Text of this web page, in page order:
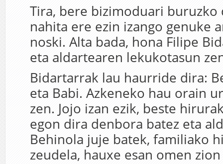
Tira, bere bizimoduari buruzko
nahita ere ezin izango genuke
noski. Alta bada, hona Filipe
eta aldartearen lekukotasun
Bidartarrak lau haurride dira:
eta Babi. Azkeneko hau orain
zen. Jojo izan ezik, beste
egon dira denbora batez eta
Behinola juje batek, familiako
zeudela, hauxe esan omen